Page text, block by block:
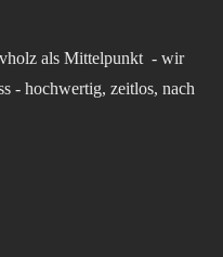
als Mittelpunkt - wir
- hochwertig, zeitlos, nach